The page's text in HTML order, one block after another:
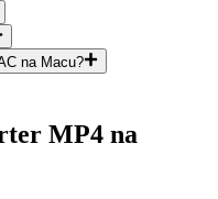
na Macu?
MP4 na